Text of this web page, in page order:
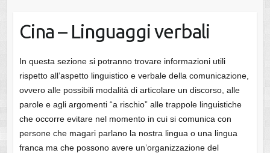
Cina – Linguaggi verbali
In questa sezione si potranno trovare informazioni utili
rispetto all’aspetto linguistico e verbale della comunicazione,
ovvero alle possibili modalità di articolare un discorso, alle
parole e agli argomenti “a rischio” alle trappole linguistiche
che occorre evitare nel momento in cui si comunica con
persone che magari parlano la nostra lingua o una lingua
franca ma che possono avere un’organizzazione del